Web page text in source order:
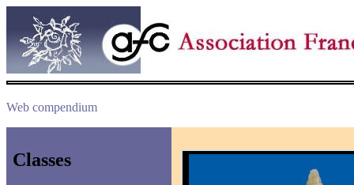
Web compendium
Classes